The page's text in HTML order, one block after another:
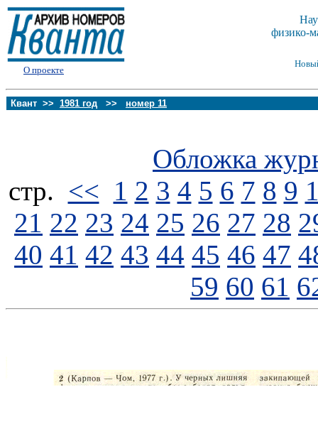
О проекте
физико-
Квант >> 1981 год >> номер 11
Обложка
стp. << 1 2 3 4 5 6 7 8 9
21 22 23 24 25 26 27 28
40 41 42 43 44 45 46 47
59 60 61